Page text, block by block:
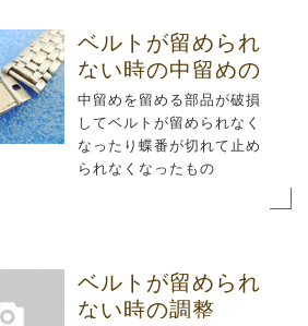
ベルトが留められ
ない時の中留めの
修理
中留めを留める部品が破損
してベルトが留められなく
なったり蝶番が切れて止め
られなくなったもの
ベルトが留められ
ない時の調整